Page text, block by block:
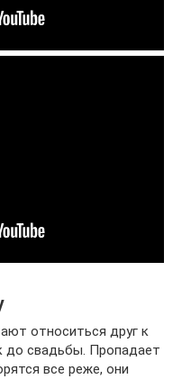
относиться друг к
до свадьбы. Пропадает
все реже, они